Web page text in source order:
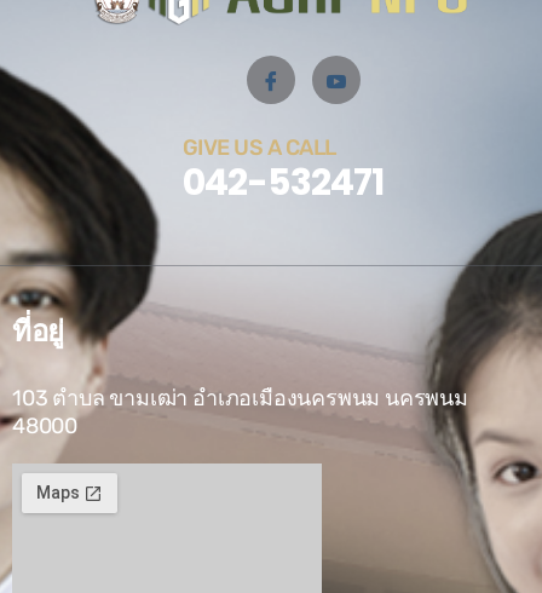
GIVE US A CALL
042-532471
ที่อยู่
103 ตำบล ขามเฒ่า อำเภอเมืองนครพนม นครพนม
48000